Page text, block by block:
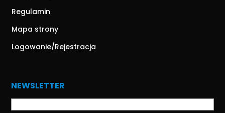
Regulamin
Mapa strony
Logowanie/Rejestracja
NEWSLETTER